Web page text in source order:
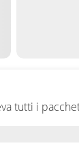
tutti i